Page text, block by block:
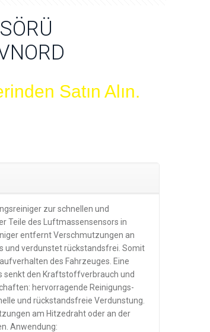
Satın Alın.
zur schnellen und
Teile des Luftmassensensors in
entfernt Verschmutzungen an
und verdunstet rückstandsfrei. Somit
des Fahrzeuges. Eine
senkt den Kraftstoffverbrauch und
hervorragende Reinigungs-
und rückstandsfreie Verdunstung.
am Hitzedraht oder an der
Anwendung: